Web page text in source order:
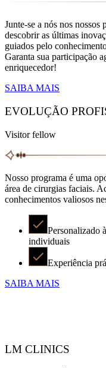
Junte-se a nós nos nossos
descobrir as últimas
guiados pelo
Garanta sua participação
enriquecedor!
SAIBA MAIS
EVOLUÇÃO
Visitor fellow
Nosso programa é uma
área de cirurgias faciais.
conhecimentos valiosos
Personalizado
individuais
Experiência
SAIBA MAIS
LM CLINICS